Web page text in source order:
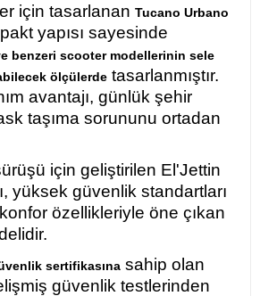
için tasarlanan Tucano Urbano
yapısı sayesinde
benzeri scooter modellerinin sele
ölçülerde tasarlanmıştır.
avantajı, günlük şehir
taşıma sorununu ortadan
için geliştirilen El'Jettin
yüksek güvenlik standartları
özellikleriyle öne çıkan
sertifikasına sahip olan
güvenlik testlerinden